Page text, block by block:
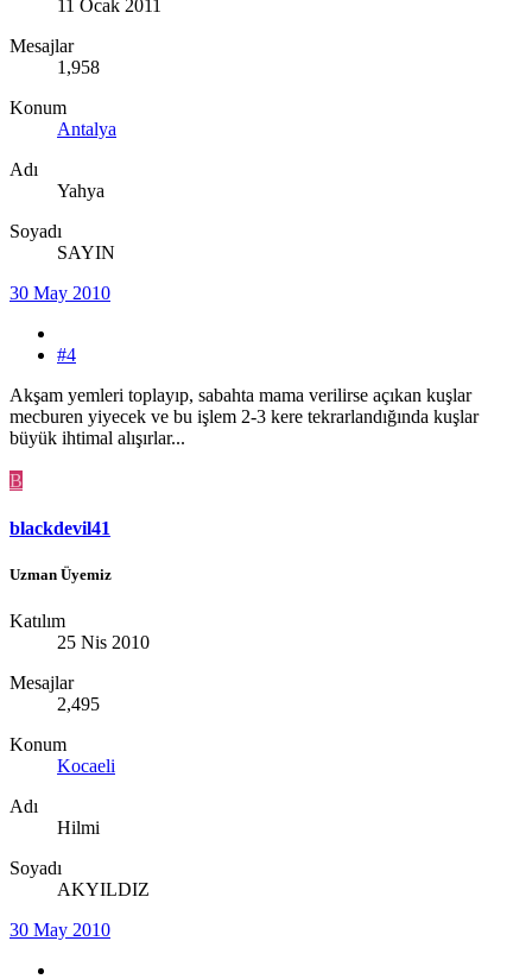
11 Ocak 2011
Mesajlar
1,958
Konum
Antalya
Adı
Yahya
Soyadı
SAYIN
30 May 2010
#4
Akşam yemleri toplayıp, sabahta mama verilirse açıkan kuşlar
mecburen yiyecek ve bu işlem 2-3 kere tekrarlandığında kuşlar
büyük ihtimal alışırlar...
B
blackdevil41
Uzman Üyemiz
Katılım
25 Nis 2010
Mesajlar
2,495
Konum
Kocaeli
Adı
Hilmi
Soyadı
AKYILDIZ
30 May 2010